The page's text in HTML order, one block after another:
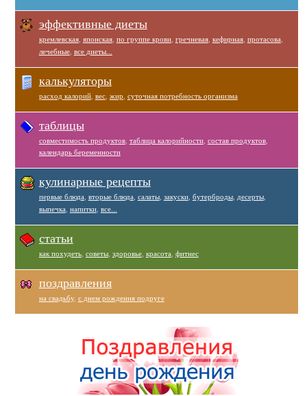
эффективные диеты
кремлевская, японская, по группе крови, гречневая, кефирная, протасова,
лечебные, все диеты...
калькуляторы
расход калорий, вес, жир, суточная потребность организма
таблицы
совместимость продуктов, таблица калорийности, состав продуктов,
календарь беременности
кулинарные рецепты
первые блюда, вторые блюда, салаты, закуски, бутерброды, десерты,
выпечка, напитки, все...
статьи
как похудеть, советы, здоровье, красота, фитнес
поздравления
на свадьбу, с днем рождения подруге